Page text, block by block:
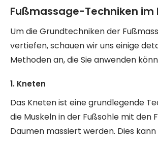
Fußmassage-Techniken im
Um die Grundtechniken der
vertiefen, schauen wir uns einige
Methoden an, die Sie anwenden
1. Kneten
Das Kneten ist eine grundlegende
die Muskeln in der Fußsohle mit den
Daumen massiert werden. Dies